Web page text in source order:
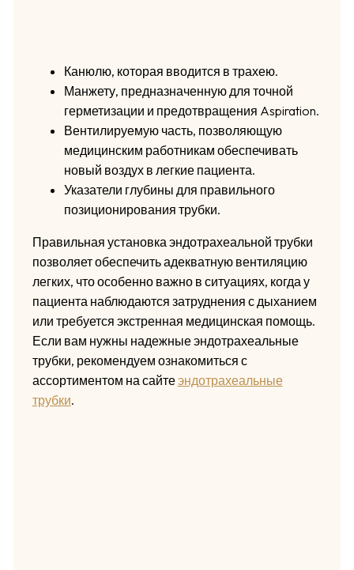
Канюлю, которая вводится в трахею.
Манжету, предназначенную для точной
герметизации и предотвращения Aspiration.
Вентилируемую часть, позволяющую
медицинским работникам обеспечивать
новый воздух в легкие пациента.
Указатели глубины для правильного
позиционирования трубки.
Правильная установка эндотрахеальной трубки
позволяет обеспечить адекватную вентиляцию
легких, что особенно важно в ситуациях, когда у
пациента наблюдаются затруднения с дыханием
или требуется экстренная медицинская помощь.
Если вам нужны надежные эндотрахеальные
трубки, рекомендуем ознакомиться с
ассортиментом на сайтеэндотрахеальные
трубки.